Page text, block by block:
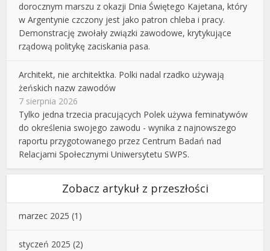
dorocznym marszu z okazji Dnia Świętego Kajetana, który
w Argentynie czczony jest jako patron chleba i pracy.
Demonstrację zwołały związki zawodowe, krytykujące
rządową politykę zaciskania pasa.
Architekt, nie architektka. Polki nadal rzadko używają
żeńskich nazw zawodów
7 sierpnia 2026
Tylko jedna trzecia pracujących Polek używa feminatywów
do określenia swojego zawodu - wynika z najnowszego
raportu przygotowanego przez Centrum Badań nad
Relacjami Społecznymi Uniwersytetu SWPS.
Zobacz artykuł z przeszłości
marzec 2025 (1)
styczeń 2025 (2)